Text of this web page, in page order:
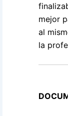
mejor
al
la